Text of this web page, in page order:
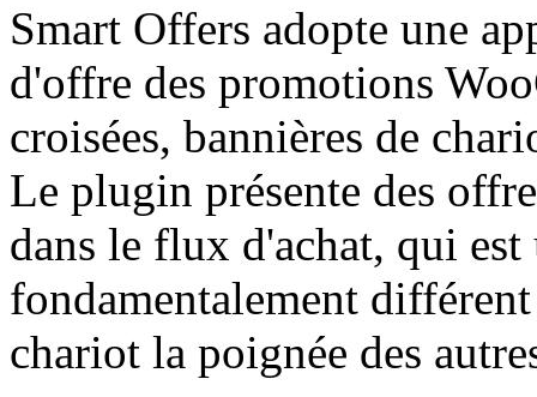
Smart Offers adopte une
d'offre des promotions
croisées, bannières de
Le plugin présente des
dans le flux d'achat, qui
fondamentalement
chariot la poignée des